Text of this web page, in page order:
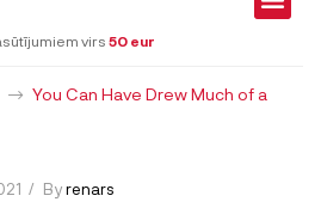
virs 50 eur
You Can Have Drew Much of a
Byrenars